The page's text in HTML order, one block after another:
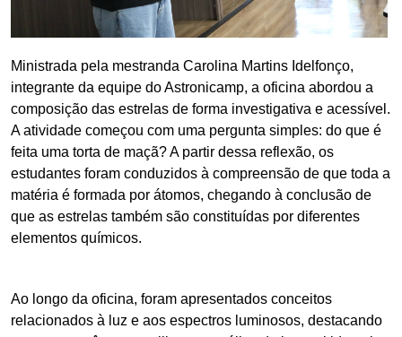
Ministrada pela mestranda Carolina Martins Idelfonço,
integrante da equipe do Astronicamp, a oficina abordou a
composição das estrelas de forma investigativa e acessível.
A atividade começou com uma pergunta simples: do que é
feita uma torta de maçã? A partir dessa reflexão, os
estudantes foram conduzidos à compreensão de que toda a
matéria é formada por átomos, chegando à conclusão de
que as estrelas também são constituídas por diferentes
elementos químicos.
Ao longo da oficina, foram apresentados conceitos
relacionados à luz e aos espectros luminosos, destacando